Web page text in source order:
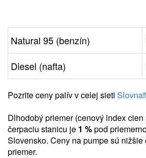
Natural 95 (benzín)
Diesel (nafta)
Pozrite ceny palív v celej sieti
Dlhodobý priemer (cenový index
čerpaciu stanicu je 1 %pod
Slovensko. Ceny na pumpe sú nižšie
priemer.